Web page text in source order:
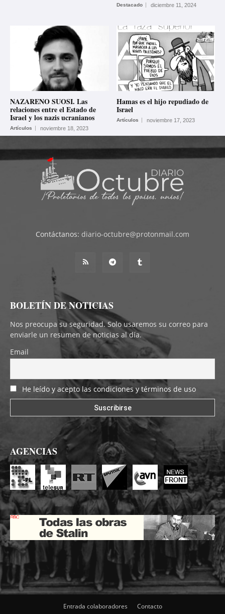
Destacado diciembre 11, 2024
NAZARENO SUOSI. Las
relaciones entre el Estado de
Israel y los nazis ucranianos
Artículos noviembre 18, 2023
Hamas es el hijo repudiado de
Israel
Artículos noviembre 17, 2023
Contáctanos: diario-octubre@protonmail.com
BOLETÍN DE NOTICIAS
Nos preocupa su seguridad. Solo usaremos su correo para
enviarle un resumen de noticias al día.
Email
He leído y acepto las condiciones y términos de uso
AGENCIAS
Entrada colaboradores Contacto